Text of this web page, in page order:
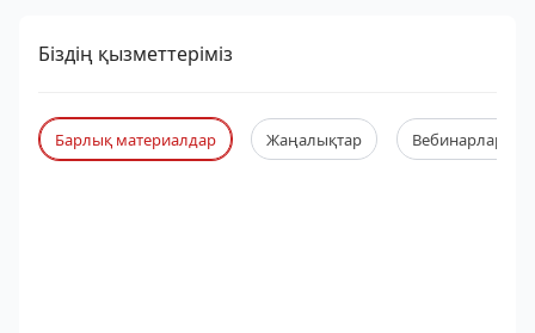
Біздің қызметтеріміз
Барлық материалдар Жаңалықтар Вебинарлар